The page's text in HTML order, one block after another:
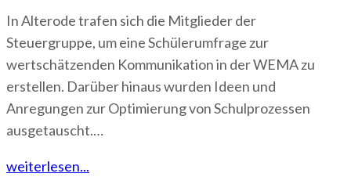
In Alterode trafen sich die Mitglieder der
Steuergruppe, um eine Schülerumfrage zur
wertschätzenden Kommunikation in der WEMA zu
erstellen. Darüber hinaus wurden Ideen und
Anregungen zur Optimierung von Schulprozessen
ausgetauscht.…
weiterlesen...